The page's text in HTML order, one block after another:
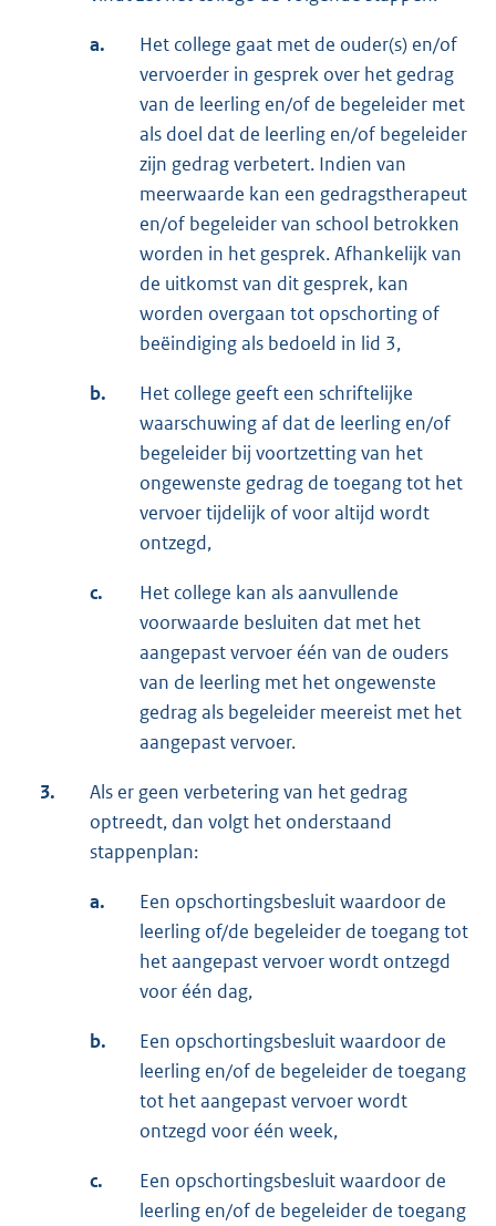
a.
Het college gaat met de ouder(s) en/of
vervoerder in gesprek over het gedrag
van de leerling en/of de begeleider met
als doel dat de leerling en/of begeleider
zijn gedrag verbetert. Indien van
meerwaarde kan een gedragstherapeut
en/of begeleider van school betrokken
worden in het gesprek. Afhankelijk van
de uitkomst van dit gesprek, kan
worden overgaan tot opschorting of
beëindiging als bedoeld in lid 3,
b.
Het college geeft een schriftelijke
waarschuwing af dat de leerling en/of
begeleider bij voortzetting van het
ongewenste gedrag de toegang tot het
vervoer tijdelijk of voor altijd wordt
ontzegd,
c.
Het college kan als aanvullende
voorwaarde besluiten dat met het
aangepast vervoer één van de ouders
van de leerling met het ongewenste
gedrag als begeleider meereist met het
aangepast vervoer.
3.
Als er geen verbetering van het gedrag
optreedt, dan volgt het onderstaand
stappenplan:
a.
Een opschortingsbesluit waardoor de
leerling of/de begeleider de toegang tot
het aangepast vervoer wordt ontzegd
voor één dag,
b.
Een opschortingsbesluit waardoor de
leerling en/of de begeleider de toegang
tot het aangepast vervoer wordt
ontzegd voor één week,
c.
Een opschortingsbesluit waardoor de
leerling en/of de begeleider de toegang